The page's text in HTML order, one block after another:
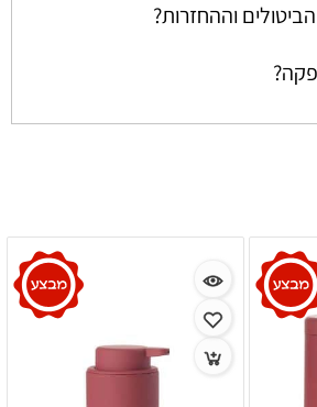
וההחזרות?